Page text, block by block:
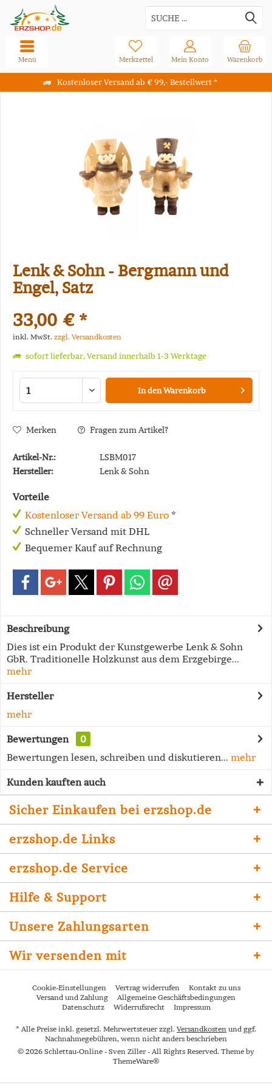
Kostenloser Versand ab € 99,- Bestellwert *
Warenkorb
Merkzettel Mein Konto
Menü
Lenk & Sohn - Bergmann und
Engel, Satz
33,00 € *
inkl. MwSt. zzgl. Versandkosten
sofort lieferbar, Versand innerhalb 1-3 Werktage
In denWarenkorb
Merken Fragen zum Artikel?
Artikel-Nr.:
LSBM017
Hersteller:
Lenk & Sohn
Vorteile
Kostenloser Versand ab 99 Euro *
Schneller Versand mit DHL
Bequemer Kauf auf Rechnung
Beschreibung
Dies ist ein Produkt der Kunstgewerbe Lenk & Sohn
GbR. Traditionelle Holzkunst aus dem Erzgebirge...
mehr
Hersteller
mehr
Bewertungen
0
Bewertungen lesen, schreiben und diskutieren... mehr
Kunden kauften auch
Sicher Einkaufen bei erzshop.de
erzshop.de Links
erzshop.de Service
Hilfe & Support
Unsere Zahlungsarten
Wir versenden mit
Cookie-Einstellungen Vertrag widerrufen
Kontakt zu uns
Versand und Zahlung
Allgemeine Geschäftsbedingungen
Datenschutz
Widerrufsrecht Impressum
* Alle Preise inkl. gesetzl. Mehrwertsteuer zzgl. Versandkosten und ggf.
Nachnahmegebühren, wenn nicht anders beschrieben
© 2026 Schlettau-Online - Sven Ziller - All Rights Reserved. Theme by
ThemeWare®